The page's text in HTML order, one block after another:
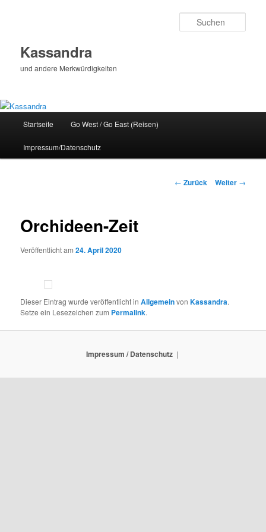
Kassandra
und andere Merkwürdigkeiten
Startseite Go West / Go East (Reisen)
Impressum/Datenschutz
Beitragsnavigation
← Zurück Weiter →
Orchideen-Zeit
Veröffentlicht am24. April 2020
Dieser Eintrag wurde veröffentlicht inAllgemeinvonKassandra.
Setze ein Lesezeichen zum Permalink.
Impressum / Datenschutz